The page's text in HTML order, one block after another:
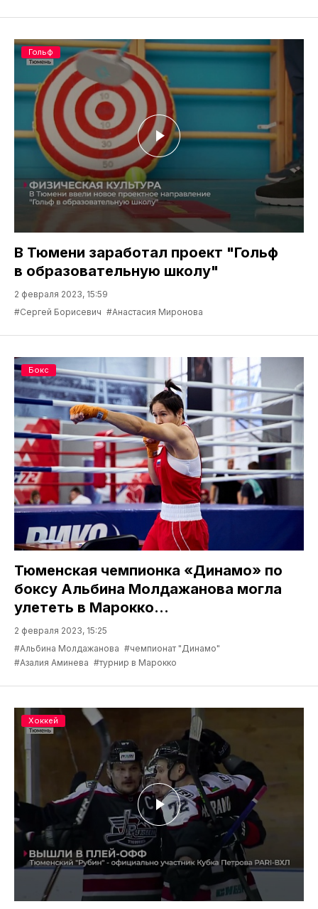
В Тюмени заработал проект "Гольф
в образовательную школу"
2 февраля 2023, 15:59
#Сергей Борисевич #Анастасия Миронова
Гольф
Тюменская чемпионка «Динамо» по
боксу Альбина Молдажанова могла
улететь в Марокко...
2 февраля 2023, 15:25
#Альбина Молдажанова #чемпионат "Динамо"
#Азалия Аминева #турнир в Марокко
Бокс
Хоккей